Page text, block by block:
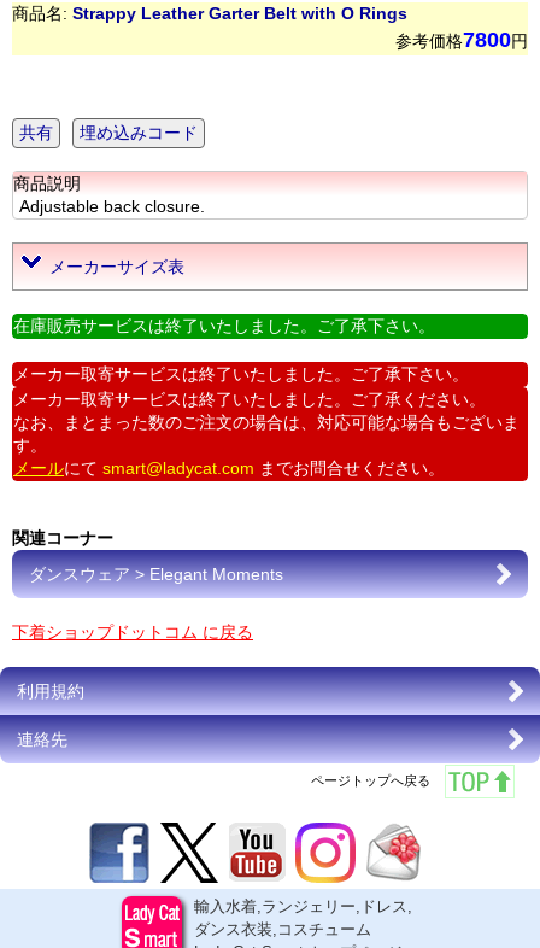
商品名: Strappy Leather Garter Belt with O Rings
参考価格7800円
共有 埋め込みコード
商品説明
Adjustable back closure.
メーカーサイズ表
在庫販売サービスは終了いたしました。ご了承下さい。
メーカー取寄サービスは終了いたしました。ご了承下さい。
メーカー取寄サービスは終了いたしました。ご了承ください。
なお、まとまった数のご注文の場合は、対応可能な場合もございま
す。
メールにて smart@ladycat.com までお問合せください。
関連コーナー
ダンスウェア > Elegant Moments
下着ショップドットコム に戻る
利用規約
連絡先
ページトップへ戻る
輸入水着,ランジェリー,ドレス,
ダンス衣装,コスチューム